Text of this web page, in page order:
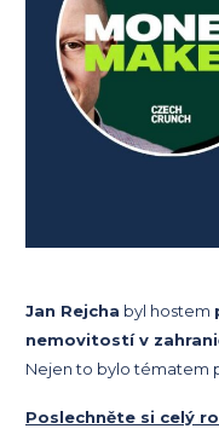
Jan Rejcha byl hostem
nemovitostí v
Nejen to bylo tématem
Poslechněte si celý